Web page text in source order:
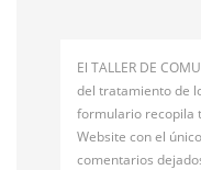
El TALLER DE
del tratamiento de
formulario recopila
Website con el
comentarios